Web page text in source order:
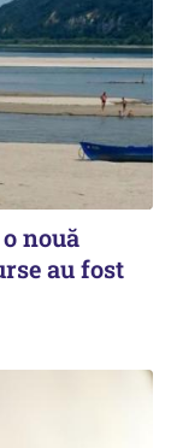
nouă
au fost